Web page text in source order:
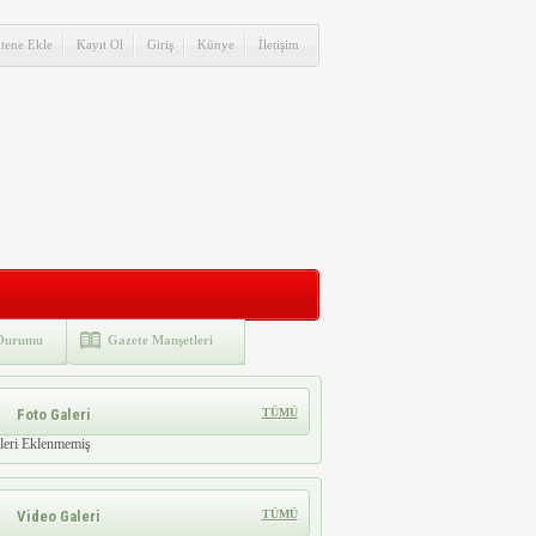
Ekle Kayıt Ol Giriş Künye İletişim
Gazete Manşetleri
Foto Galeri TÜMÜ
Eklenmemiş
Video Galeri TÜMÜ